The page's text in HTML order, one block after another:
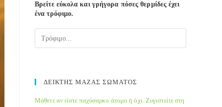
Βρείτε εύκολα και γρήγορα πόσες θερμίδες έχει
ένα τρόφιμο.
ΔΕΙΚΤΗΣ ΜΑΖΑΣ ΣΩΜΑΤΟΣ
Μάθετε αν είστε παχύσαρκο άτομο ή όχι. Ζυγιστείτε στη